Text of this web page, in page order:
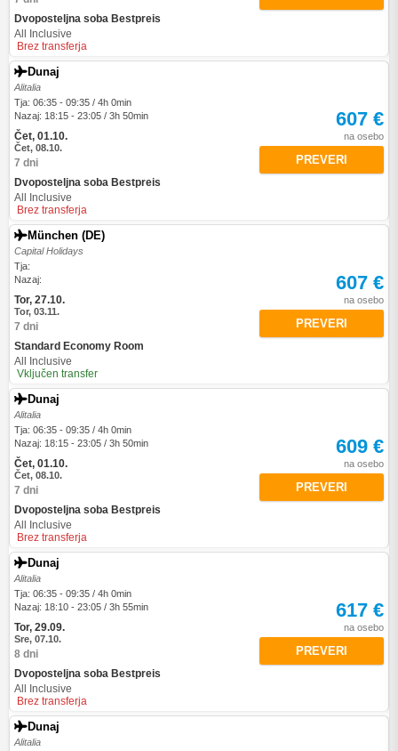
Dvoposteljna soba Bestpreis
All Inclusive
Brez transferja
Dunaj
Alitalia
Tja: 06:35 - 09:35 / 4h 0min
Nazaj: 18:15 - 23:05 / 3h 50min
Čet, 01.10.
Čet, 08.10.
7 dni
Dvoposteljna soba Bestpreis
All Inclusive
Brez transferja
607 €
na osebo
PREVERI
München (DE)
Capital Holidays
Tja:
Nazaj:
Tor, 27.10.
Tor, 03.11.
7 dni
Standard Economy Room
All Inclusive
Vključen transfer
607 €
na osebo
PREVERI
Dunaj
Alitalia
Tja: 06:35 - 09:35 / 4h 0min
Nazaj: 18:15 - 23:05 / 3h 50min
Čet, 01.10.
Čet, 08.10.
7 dni
Dvoposteljna soba Bestpreis
All Inclusive
Brez transferja
609 €
na osebo
PREVERI
Dunaj
Alitalia
Tja: 06:35 - 09:35 / 4h 0min
Nazaj: 18:10 - 23:05 / 3h 55min
Tor, 29.09.
Sre, 07.10.
8 dni
Dvoposteljna soba Bestpreis
All Inclusive
Brez transferja
617 €
na osebo
PREVERI
Dunaj
Alitalia